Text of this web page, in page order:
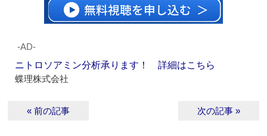
‐AD‐
ニトロソアミン分析承ります！ 詳細はこちら
蝶理株式会社
« 前の記事 次の記事 »